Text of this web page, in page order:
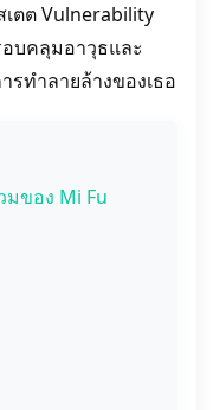
ตต Vulnerability
บคลุมอาวุธและ
ทำลายล้างของเธอ
ของ Mi Fu
จำตัว